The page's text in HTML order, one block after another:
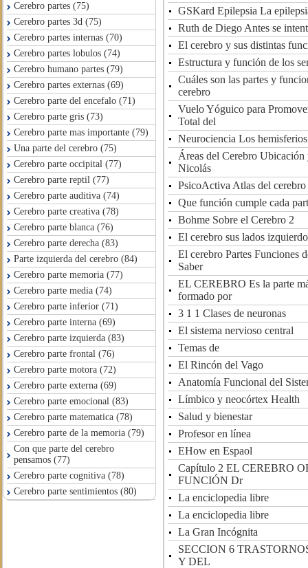
Cerebro partes (75)
Cerebro partes 3d (75)
Cerebro partes internas (70)
Cerebro partes lobulos (74)
Cerebro humano partes (79)
Cerebro partes externas (69)
Cerebro parte del encefalo (71)
Cerebro parte gris (73)
Cerebro parte mas importante (79)
Una parte del cerebro (75)
Cerebro parte occipital (77)
Cerebro parte reptil (77)
Cerebro parte auditiva (74)
Cerebro parte creativa (78)
Cerebro parte blanca (76)
Cerebro parte derecha (83)
Parte izquierda del cerebro (84)
Cerebro parte memoria (77)
Cerebro parte media (74)
Cerebro parte inferior (71)
Cerebro parte interna (69)
Cerebro parte izquierda (83)
Cerebro parte frontal (76)
Cerebro parte motora (72)
Cerebro parte externa (69)
Cerebro parte emocional (83)
Cerebro parte matematica (78)
Cerebro parte de la memoria (79)
Con que parte del cerebro
pensamos (77)
Cerebro parte cognitiva (78)
Cerebro parte sentimientos (80)
GSKard Epilepsia La
Ruth de Diego Antes se
El cerebro y sus distintas
Estructura y función de los
Cuáles son las partes y
cerebro
Vuelo Yóguico para
Total del
Neurociencia Los
Áreas del Cerebro
Nicolás
PsicoActiva Atlas del cerebro
Que función cumple cada
Bohme Sobre el Cerebro 2
El cerebro sus lados
El cerebro Partes Funciones
Saber
EL CEREBRO Es la parte
formado por
3 1 1 Clases de neuronas
El sistema nervioso central
Temas de
El Rincón del Vago
Anatomía Funcional del
Límbico y neocórtex Health
Salud y bienestar
Profesor en línea
EHow en Espaol
Capítulo 2 EL CEREBRO
FUNCIÓN Dr
La enciclopedia libre
La enciclopedia libre
La Gran Incógnita
SECCION 6
Y DEL